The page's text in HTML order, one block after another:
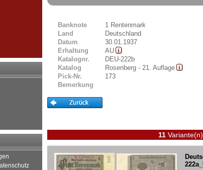
Banknote
1 Rentenmark
Land
Deutschland
Datum
30.01.1937
Erhaltung
AU
Katalognr.
DEU-222b
Katalog
Rosenberg - 21. Auflage
Pick-Nr.
173
Bemerkung
11